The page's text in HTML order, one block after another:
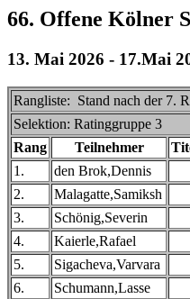
66. Offene Kölner
13. Mai 2026 - 17.Mai
Rangliste: Stand nach der 7.
Selektion: Ratinggruppe 3
Rang
Teilnehmer
1.
den Brok,Dennis
2.
Malagatte,Samiksh
3.
Schönig,Severin
4.
Kaierle,Rafael
5.
Sigacheva,Varvara
6.
Schumann,Lasse